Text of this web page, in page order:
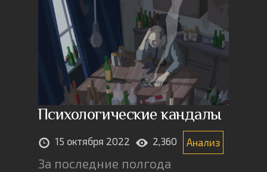
Психологические кандалы
15 октября 2022 2,360 Анализ
За последние полгода